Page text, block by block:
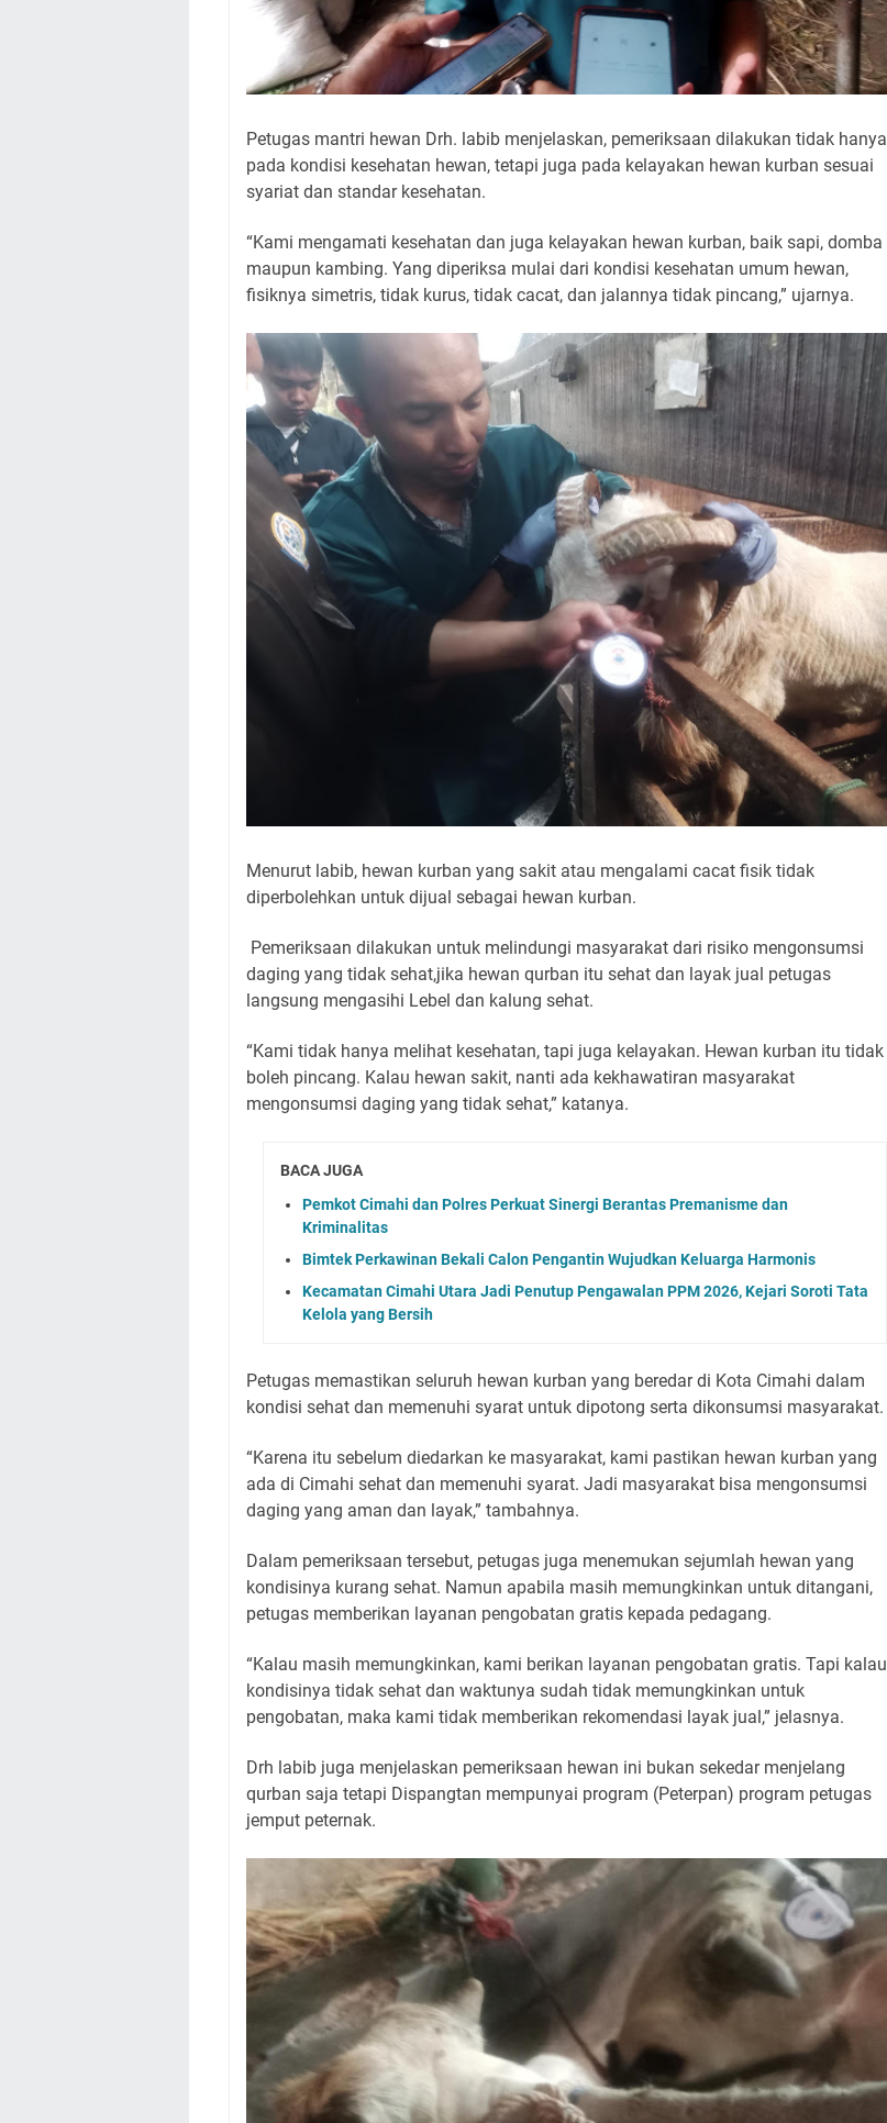
Petugas mantri hewan Drh. labib menjelaskan, pemeriksaan dilakukan tidak hanya
pada kondisi kesehatan hewan, tetapi juga pada kelayakan hewan kurban sesuai
syariat dan standar kesehatan.
“Kami mengamati kesehatan dan juga kelayakan hewan kurban, baik sapi, domba
maupun kambing. Yang diperiksa mulai dari kondisi kesehatan umum hewan,
fisiknya simetris, tidak kurus, tidak cacat, dan jalannya tidak pincang,” ujarnya.
Menurut labib, hewan kurban yang sakit atau mengalami cacat fisik tidak
diperbolehkan untuk dijual sebagai hewan kurban.
Pemeriksaan dilakukan untuk melindungi masyarakat dari risiko mengonsumsi
daging yang tidak sehat,jika hewan qurban itu sehat dan layak jual petugas
langsung mengasihi Lebel dan kalung sehat.
“Kami tidak hanya melihat kesehatan, tapi juga kelayakan. Hewan kurban itu tidak
boleh pincang. Kalau hewan sakit, nanti ada kekhawatiran masyarakat
mengonsumsi daging yang tidak sehat,” katanya.
BACA JUGA
Pemkot Cimahi dan Polres Perkuat Sinergi Berantas Premanisme dan
Kriminalitas
Bimtek Perkawinan Bekali Calon Pengantin Wujudkan Keluarga Harmonis
Kecamatan Cimahi Utara Jadi Penutup Pengawalan PPM 2026, Kejari Soroti Tata
Kelola yang Bersih
Petugas memastikan seluruh hewan kurban yang beredar di Kota Cimahi dalam
kondisi sehat dan memenuhi syarat untuk dipotong serta dikonsumsi masyarakat.
“Karena itu sebelum diedarkan ke masyarakat, kami pastikan hewan kurban yang
ada di Cimahi sehat dan memenuhi syarat. Jadi masyarakat bisa mengonsumsi
daging yang aman dan layak,” tambahnya.
Dalam pemeriksaan tersebut, petugas juga menemukan sejumlah hewan yang
kondisinya kurang sehat. Namun apabila masih memungkinkan untuk ditangani,
petugas memberikan layanan pengobatan gratis kepada pedagang.
“Kalau masih memungkinkan, kami berikan layanan pengobatan gratis. Tapi kalau
kondisinya tidak sehat dan waktunya sudah tidak memungkinkan untuk
pengobatan, maka kami tidak memberikan rekomendasi layak jual,” jelasnya.
Drh labib juga menjelaskan pemeriksaan hewan ini bukan sekedar menjelang
qurban saja tetapi Dispangtan mempunyai program (Peterpan) program petugas
jemput peternak.